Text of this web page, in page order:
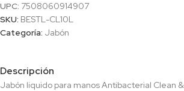
UPC: 7508060914907
SKU: BESTL-CL10L
Categoría: Jabón
Descripción
Jabón liquido para manos Antibacterial Clean